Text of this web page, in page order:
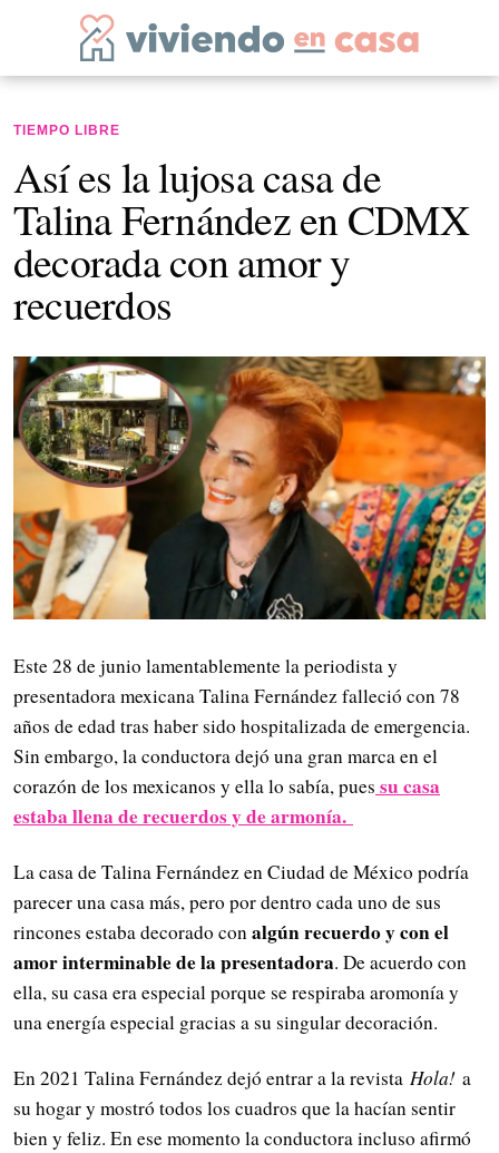
TIEMPO LIBRE
Así es la lujosa casa de
Talina Fernández en CDMX
decorada con amor y
recuerdos
Este 28 de junio lamentablemente la periodista y
presentadora mexicana Talina Fernández falleció con 78
años de edad tras haber sido hospitalizada de emergencia.
Sin embargo, la conductora dejó una gran marca en el
corazón de los mexicanos y ella lo sabía, pues su casa
estaba llena de recuerdos y de armonía.
La casa de Talina Fernández en Ciudad de México podría
parecer una casa más, pero por dentro cada uno de sus
rincones estaba decorado conalgún recuerdo y con el
amor interminable de la presentadora. De acuerdo con
ella, su casa era especial porque se respiraba aromonía y
una energía especial gracias a su singular decoración.
En 2021 Talina Fernández dejó entrar a la revista Hola! a
su hogar y mostró todos los cuadros que la hacían sentir
bien y feliz. En ese momento la conductora incluso afirmó